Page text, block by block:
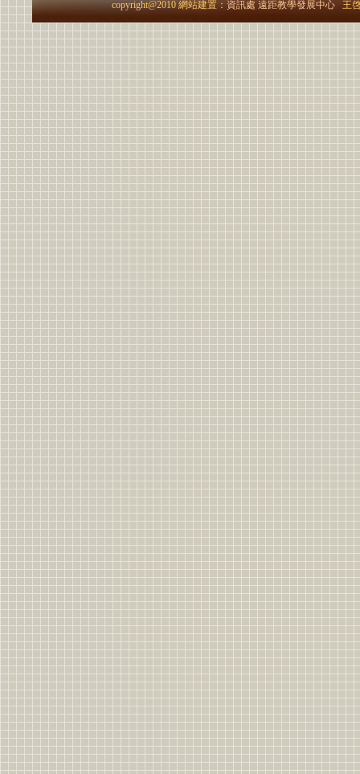
copyright@2010 網站建置： 資訊處 遠距教學發展中心王